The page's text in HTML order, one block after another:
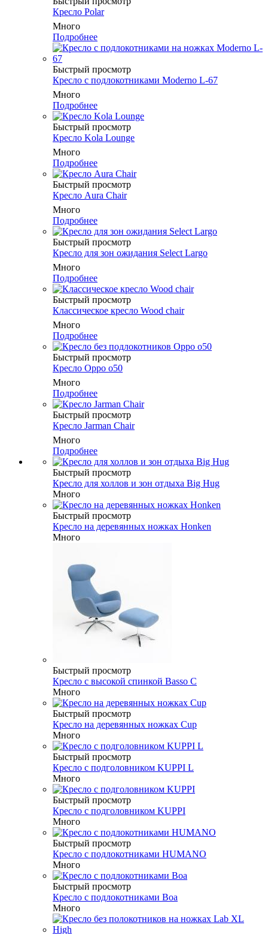
Кресло Polar
Много
Подробнее
Быстрый просмотр
Кресло c подлокотниками Moderno L-67
Много
Подробнее
Быстрый просмотр
Кресло Kola Lounge
Много
Подробнее
Быстрый просмотр
Кресло Aura Chair
Много
Подробнее
Быстрый просмотр
Кресло для зон ожидания Select Largo
Много
Подробнее
Быстрый просмотр
Классическое кресло Wood chair
Много
Подробнее
Быстрый просмотр
Кресло Oppo o50
Много
Подробнее
Быстрый просмотр
Кресло Jarman Chair
Много
Подробнее
Быстрый просмотр
Кресло для холлов и зон отдыха Big Hug
Много
Быстрый просмотр
Кресло на деревянных ножках Honken
Много
Быстрый просмотр
Кресло с высокой спинкой Basso C
Много
Быстрый просмотр
Кресло на деревянных ножках Cup
Много
Быстрый просмотр
Кресло с подголовником KUPPI L
Много
Быстрый просмотр
Кресло с подголовником KUPPI
Много
Быстрый просмотр
Кресло с подлокотниками HUMANO
Много
Быстрый просмотр
Кресло с подлокотниками Boa
Много